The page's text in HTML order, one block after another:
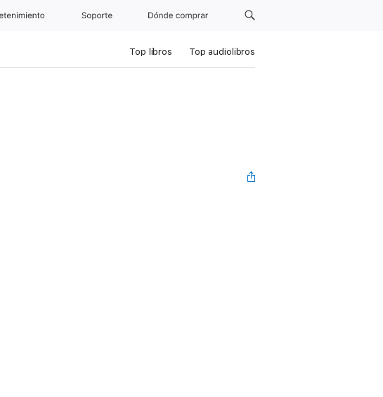
Soporte Dónde comprar
Top libros Top audiolibros